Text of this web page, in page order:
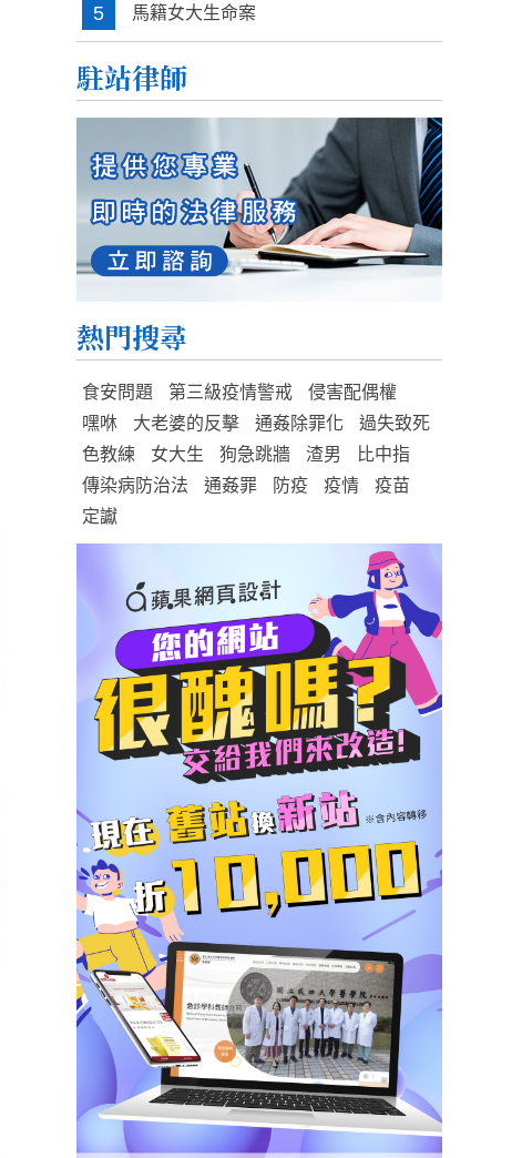
5 馬籍女大生命案
駐站律師
熱門搜尋
食安問題 第三級疫情警戒
侵害配偶權
嘿咻
大老婆的反擊 通姦除罪化
過失致死
色教練
女大生 狗急跳牆 渣男
比中指
傳染病防治法
通姦罪 防疫 疫情
疫苗
定讞